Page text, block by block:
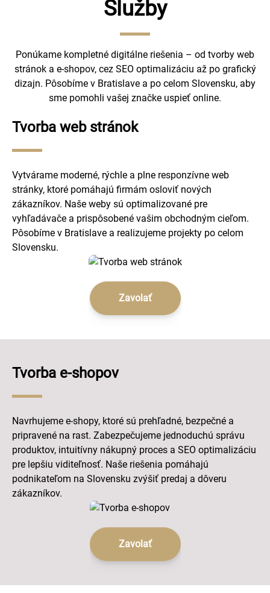
Služby
Ponúkame kompletné digitálne riešenia – od tvorby web
stránok a e-shopov, cez SEO optimalizáciu až po grafický
dizajn. Pôsobíme v Bratislave a po celom Slovensku, aby
sme pomohli vašej značke uspieť online.
Zavolať
Tvorba web stránok
Vytvárame moderné, rýchle a plne responzívne web
stránky, ktoré pomáhajú firmám osloviť nových
zákazníkov. Naše weby sú optimalizované pre
vyhľadávače a prispôsobené vašim obchodným cieľom.
Pôsobíme v Bratislave a realizujeme projekty po celom
Slovensku.
Zavolať
Tvorba e-shopov
Navrhujeme e-shopy, ktoré sú prehľadné, bezpečné a
pripravené na rast. Zabezpečujeme jednoduchú správu
produktov, intuitívny nákupný proces a SEO optimalizáciu
pre lepšiu viditeľnosť. Naše riešenia pomáhajú
podnikateľom na Slovensku zvýšiť predaj a dôveru
zákazníkov.